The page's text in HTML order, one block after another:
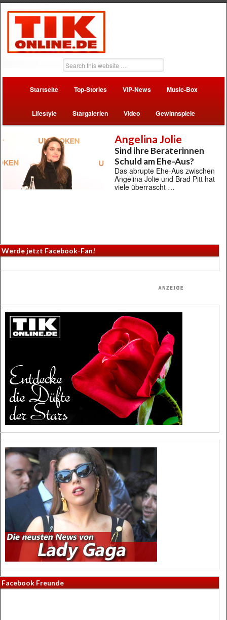
Startseite Top-Stories VIP-News Music-Box
Lifestyle Stargalerien Video Gewinnspiele
Angelina Jolie
Sind ihre Beraterinnen
Schuld am Ehe-Aus?
Das abrupte Ehe-Aus zwischen
Angelina Jolie und Brad Pitt hat
viele überrascht …
Werde jetzt Facebook-Fan!
Facebook Freunde